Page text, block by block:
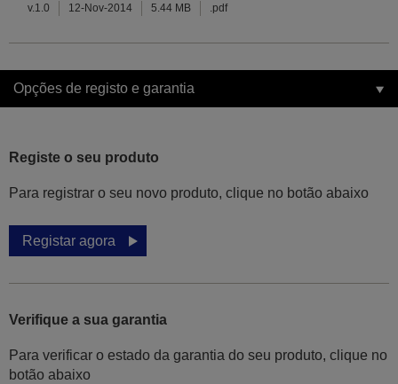
v.1.0 12-Nov-2014 5.44 MB .pdf
Opções de registo e garantia
Registe o seu produto
Para registrar o seu novo produto, clique no botão abaixo
Registar agora
Verifique a sua garantia
Para verificar o estado da garantia do seu produto, clique no
botão abaixo